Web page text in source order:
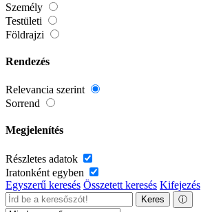
Személy
Testületi
Földrajzi
Rendezés
Relevancia szerint
Sorrend
Megjelenítés
Részletes adatok
Iratonként egyben
Egyszerű keresés Összetett keresés Kifejezés
Keres ⓘ